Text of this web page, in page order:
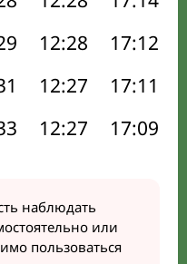
12:28 17:12
12:27 17:11
12:27 17:09
наблюдать
или
пользоваться